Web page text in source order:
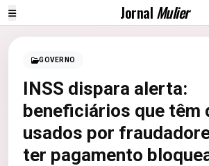
JornalMulier
GOVERNO
INSS dispara alerta:
beneficiários que têm
usados por
ter pagamento